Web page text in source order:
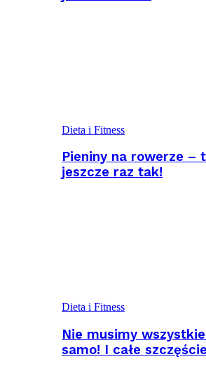
Dieta i Fitness
Pieniny na rowerze –
jeszcze raz tak!
Dieta i Fitness
Nie musimy
samo! I całe